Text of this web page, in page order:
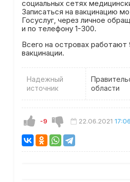
социальных сетях
Записаться на вакцинацию
Госуслуг, через личное
и по телефону 1-300.
Всего на островах работают
вакцинации.
Надежный
источник
области
-9 22.06.2021 17:06